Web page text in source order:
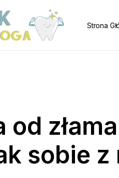
Strona
od
sobie z